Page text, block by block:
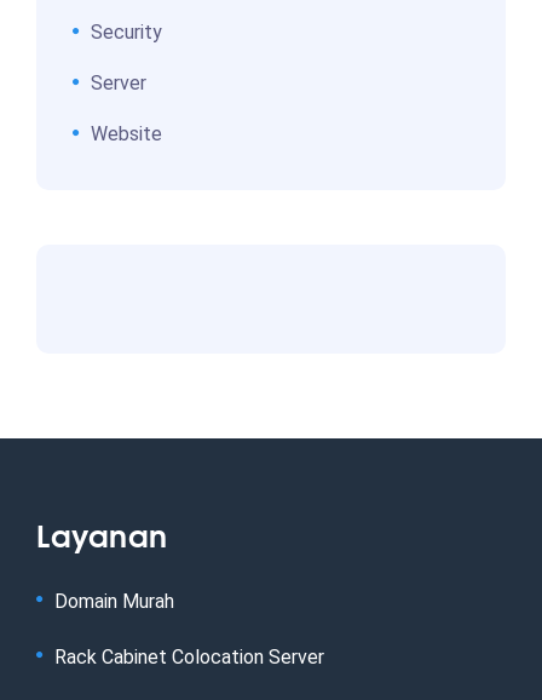
Security
Server
Website
Layanan
Domain Murah
Rack Cabinet Colocation Server